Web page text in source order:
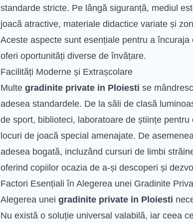
standarde stricte. Pe lângă siguranță, mediul
joacă atractive, materiale didactice variate și
Aceste aspecte sunt esențiale pentru a
oferi oportunități diverse de învățare.
Facilități Moderne și Extrașcolare
Multe gradinite private in Ploiesti se
adesea standardele. De la săli de clasă
de sport, biblioteci, laboratoare de științe
locuri de joacă special amenajate. De
adesea bogată, incluzând cursuri de limbi
oferind copiilor ocazia de a-și descoperi și
Factori Esențiali în Alegerea unei Gradinite
Alegerea unei gradinite private in Ploiesti
Nu există o soluție universal valabilă, iar ceea